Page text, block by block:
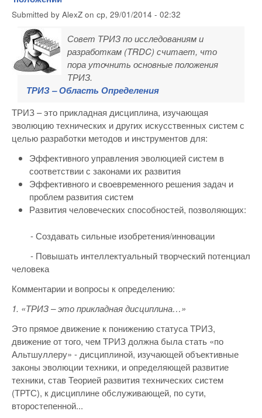
Submitted by AlexZ on ср, 29/01/2014 - 02:32
Совет ТРИЗ по исследованиям и
разработкам (TRDC) считает, что
пора уточнить основные положения
ТРИЗ.
ТРИЗ – Область Определения
ТРИЗ – это прикладная дисциплина, изучающая
эволюцию технических и других искусственных систем с
целью разработки методов и инструментов для:
Эффективного управления эволюцией систем в
соответствии с законами их развития
Эффективного и своевременного решения задач и
проблем развития систем
Развития человеческих способностей, позволяющих:
- Создавать сильные изобретения/инновации
- Повышать интеллектуальный творческий потенциал
человека
Комментарии и вопросы к определению:
1. «ТРИЗ – это прикладная дисциплина…»
Это прямое движение к понижению статуса ТРИЗ,
движение от того, чем ТРИЗ должна была стать «по
Альтшуллеру» - дисциплиной, изучающей объективные
законы эволюции техники, и определяющей развитие
техники, став Теорией развития технических систем
(ТРТС), к дисциплине обслуживающей, по сути,
второстепенной...